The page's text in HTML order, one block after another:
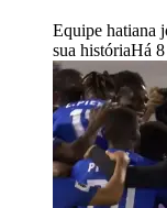
Equipe hatiana
sua históriaHá 8